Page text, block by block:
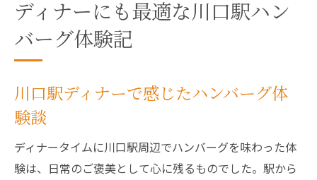
ディナーにも最適な川口駅ハン
バーグ体験記
川口駅ディナーで感じたハンバーグ体
験談
ディナータイムに川口駅周辺でハンバーグを味わった体
験は、日常のご褒美として心に残るものでした。駅から